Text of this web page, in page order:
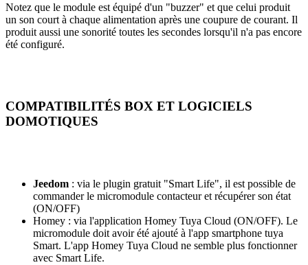
Notez que le module est équipé d'un "buzzer" et que celui produit
un son court à chaque alimentation après une coupure de courant. Il
produit aussi une sonorité toutes les secondes lorsqu'il n'a pas encore
été configuré.
COMPATIBILITÉS BOX ET LOGICIELS
DOMOTIQUES
Jeedom : via le plugin gratuit "Smart Life", il est possible de
commander le micromodule contacteur et récupérer son état
(ON/OFF)
Homey : via l'application Homey Tuya Cloud (ON/OFF). Le
micromodule doit avoir été ajouté à l'app smartphone tuya
Smart. L'app Homey Tuya Cloud ne semble plus fonctionner
avec Smart Life.